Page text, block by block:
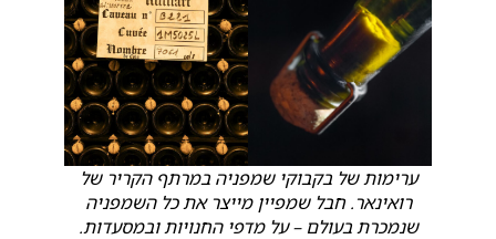
ערימות של בקבוקי שמפניה במרתף הקריר של
רואינאר. חבל שמפיין מייצר את כל השמפניה
שנמכרת בעולם – על מדפי החנויות ובמסעדות.